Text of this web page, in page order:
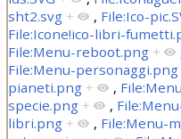
sht2.svg + , File:Ico-
File:Icone!ico-libri-
File:Menu-reboot.png +
File:Menu-personaggi.png
pianeti.png + ,
specie.png + ,
libri.png + , File:Menu-